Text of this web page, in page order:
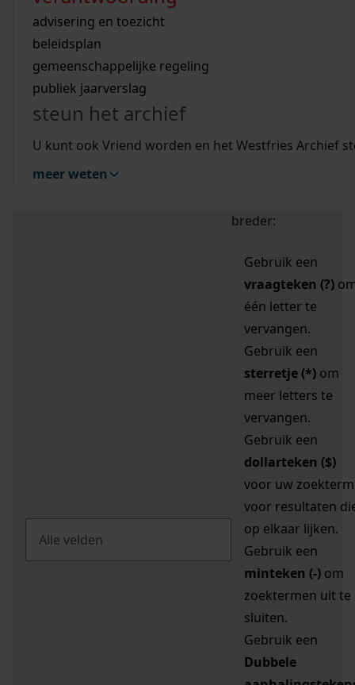
bouwvergunningen
omgevingsvergunningen
vergunningen
beeld en geluid
uitleg nodig?
Wij helpen u op weg met een aantal zoektips.
bekijk alle zoektips
Wij helpen u op weg met een aantal zoektips.
bekijk alle zoektips
bekijk ons geschiedenislokaal
advisering en toezicht
beleidsplan
gemeenschappelijke regeling
publiek jaarverslag
steun het archief
U kunt ook Vriend worden en het Westfries Archief
meer weten
zoektips
Mijn Studiezaal (inloggen)
uw zoekopdracht te
breder:
Gebruik een
vraagteken (?)
één letter te
vervangen.
Gebruik een
sterretje (*) om
meer letters te
vervangen.
Gebruik een
dollarteken ($)
voor uw zoekterm
voor resultaten
op elkaar lijken.
Gebruik een
minteken (-) om
zoektermen uit te
sluiten.
Gebruik een
Dubbele